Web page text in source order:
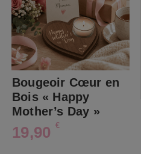
Bougeoir Cœur en
Bois « Happy
Mother’s Day »
19,90 €